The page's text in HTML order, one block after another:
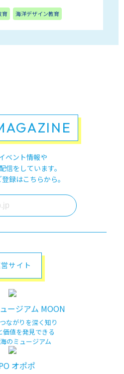
育 海洋デザイン教育
ベント情報や
信をしています。
録はこちらから。
サイト
ージアム MOON
ながりを深く知り
価値を発見できる
のミュージアム
オポポ